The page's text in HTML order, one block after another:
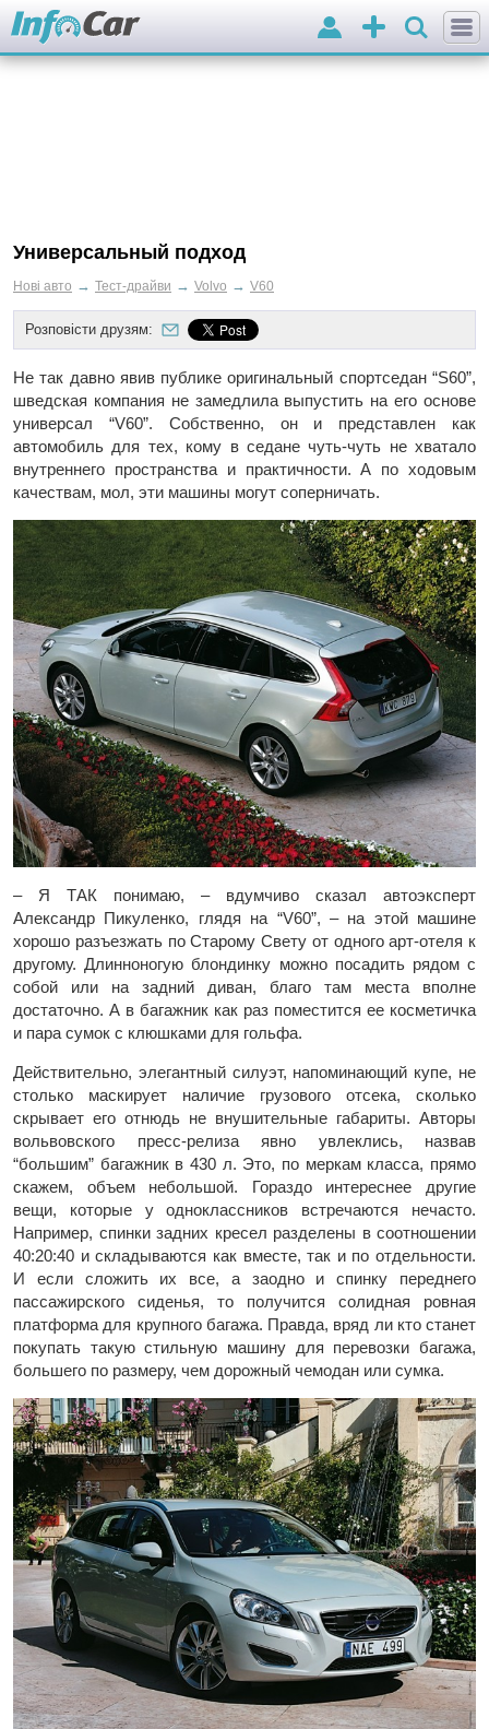
Додати
оголошення
Вхід
Универсальный подход
Нові авто → Тест-драйви → Volvo → V60
Розповісти друзям:
Не так давно явив публике оригинальный спортседан “S60”,
шведская компания не замедлила выпустить на его основе
универсал “V60”. Собственно, он и представлен как
автомобиль для тех, кому в седане чуть-чуть не хватало
внутреннего пространства и практичности. А по ходовым
качествам, мол, эти машины могут соперничать.
– Я ТАК понимаю, – вдумчиво сказал автоэксперт
Александр Пикуленко, глядя на “V60”, – на этой машине
хорошо разъезжать по Старому Свету от одного арт-отеля к
другому. Длинноногую блондинку можно посадить рядом с
собой или на задний диван, благо там места вполне
достаточно. А в багажник как раз поместится ее косметичка
и пара сумок с клюшками для гольфа.
Действительно, элегантный силуэт, напоминающий купе, не
столько маскирует наличие грузового отсека, сколько
скрывает его отнюдь не внушительные габариты. Авторы
вольвовского пресс-релиза явно увлеклись, назвав
“большим” багажник в 430 л. Это, по меркам класса, прямо
скажем, объем небольшой. Гораздо интереснее другие
вещи, которые у одноклассников встречаются нечасто.
Например, спинки задних кресел разделены в соотношении
40:20:40 и складываются как вместе, так и по отдельности.
И если сложить их все, а заодно и спинку переднего
пассажирского сиденья, то получится солидная ровная
платформа для крупного багажа. Правда, вряд ли кто станет
покупать такую стильную машину для перевозки багажа,
большего по размеру, чем дорожный чемодан или сумка.